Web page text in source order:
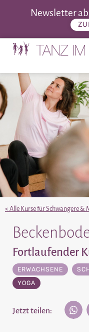
Newsletter
< Alle Kurse für Schwangere &
Fortlaufender
ERWACHSENE
YOGA
Jetzt teilen: